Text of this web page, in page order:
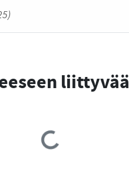
liittyvää
Loading...